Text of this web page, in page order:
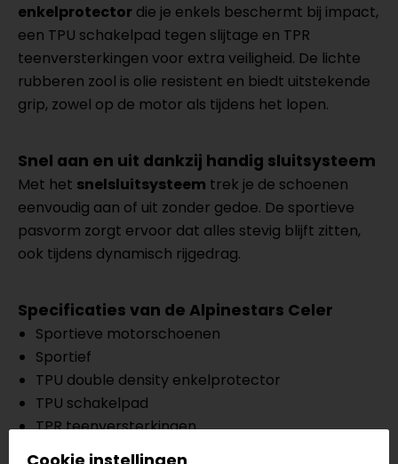
enkelprotector die je enkels beschermt bij impact,
een TPU schakelpad tegen slijtage en TPR
teenversterkingen voor extra veiligheid. De lichte
rubberen zool is olie resistent en biedt uitstekende
grip, zowel op de motor als tijdens het lopen.
Snel aan en uit dankzij handig sluitsysteem
Met het snelsluitsysteem trek je de schoenen
eenvoudig aan of uit zonder gedoe. De sportieve
pasvorm zorgt ervoor dat alles stevig blijft zitten,
ook tijdens dynamisch rijgedrag.
Specificaties van de Alpinestars Celer
Sportieve motorschoenen
Sportief
TPU double density enkelprotector
TPU schakelpad
TPR teenversterkingen
Lichtgewicht, olie resistent, rubberen zool met